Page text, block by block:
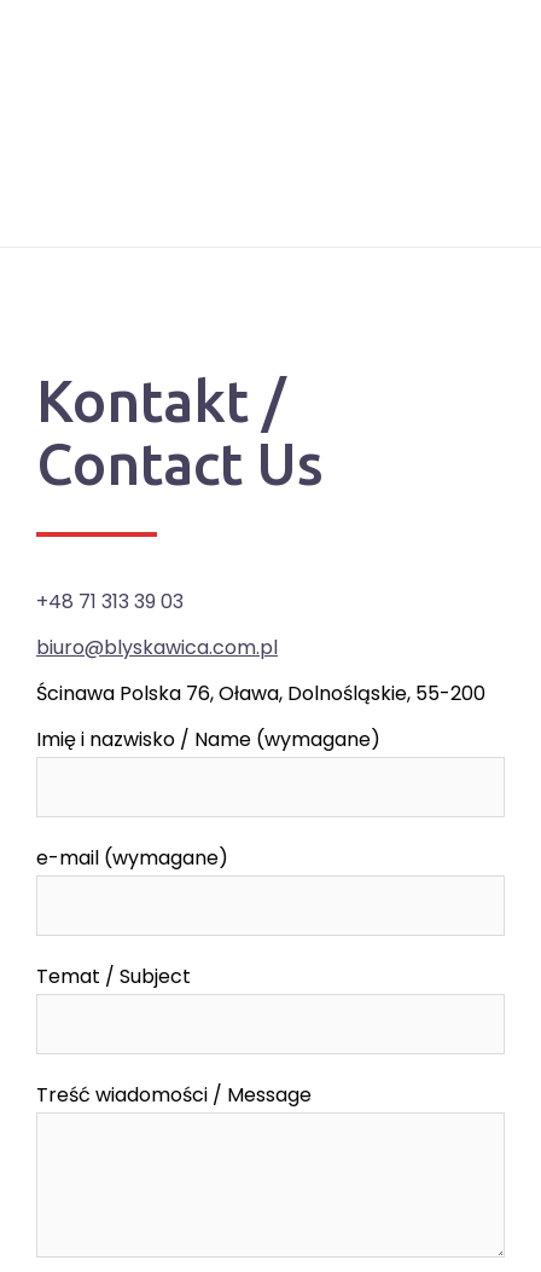
Kontakt /
Contact Us
+48 71 313 39 03
biuro@blyskawica.com.pl
Ścinawa Polska 76, Oława, Dolnośląskie, 55-200
Imię i nazwisko / Name (wymagane)
e-mail (wymagane)
Temat / Subject
Treść wiadomości / Message